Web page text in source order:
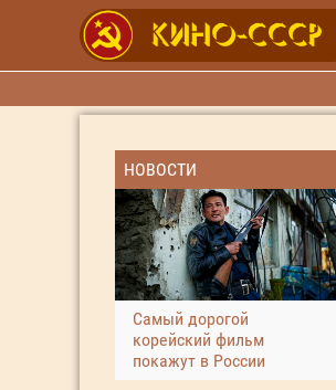
НОВОСТИ
Самый дорогой
корейский фильм
покажут в России